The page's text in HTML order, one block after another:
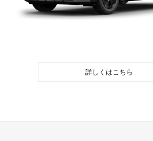
詳しくはこちら